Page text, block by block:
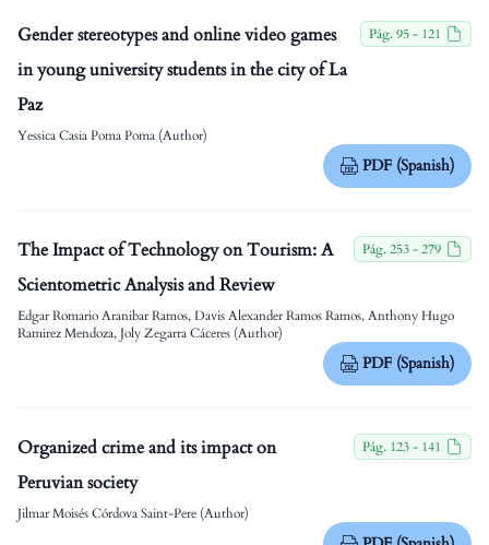
Gender stereotypes and online video games
in young university students in the city of La
Paz
Pág. 95 - 121
Yessica Casia Poma Poma (Author)
PDF (Spanish)
The Impact of Technology on Tourism: A
Scientometric Analysis and Review
Pág. 253 - 279
Edgar Romario Aranibar Ramos, Davis Alexander Ramos Ramos, Anthony Hugo
Ramirez Mendoza, Joly Zegarra Cáceres (Author)
PDF (Spanish)
Organized crime and its impact on
Peruvian society
Pág. 123 - 141
Jilmar Moisés Córdova Saint-Pere (Author)